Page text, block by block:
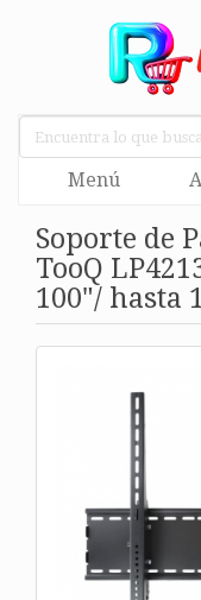
Menú
Soporte de
TooQ
100"/ hasta